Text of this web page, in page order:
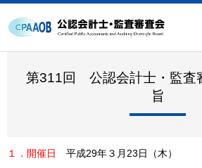
文
第311回 公認会計士・監
旨
１．開催日 平成29年３月23日（木）